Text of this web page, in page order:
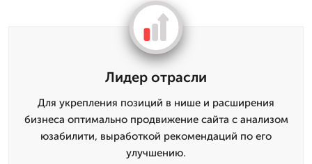
Лидер отрасли
Для укрепления позиций в нише и расширения
бизнеса оптимально продвижение сайта с анализом
юзабилити, выработкой рекомендаций по его
улучшению.